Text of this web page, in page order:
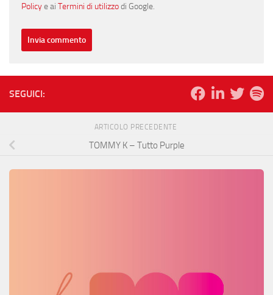
Policye ai Termini di utilizzodi Google.
SEGUICI:
ARTICOLO PRECEDENTE
TOMMY K – Tutto Purple